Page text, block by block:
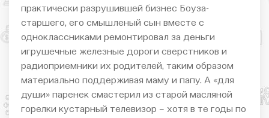
практически разрушившей бизнес Боуза-
старшего, его смышленый сын вместе с
одноклассниками ремонтировал за деньги
игрушечные железные дороги сверстников и
радиоприемники их родителей, таким образом
материально поддерживая маму и папу. А «для
души» паренек смастерил из старой масляной
горелки кустарный телевизор – хотя в те годы по